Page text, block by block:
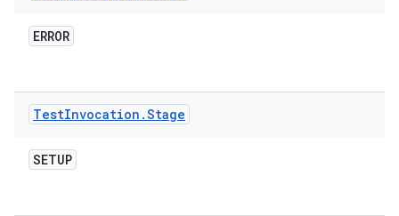
ERROR
TestInvocation .Stage
SETUP